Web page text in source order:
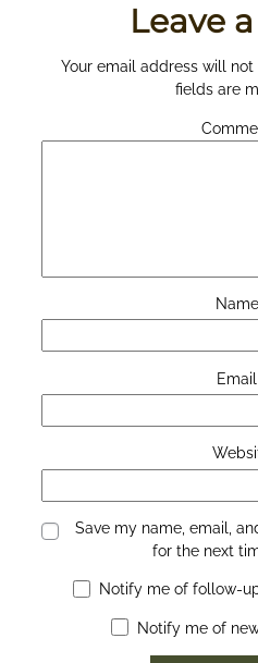
Leave
Your email address will
fields are
Name
Email
Save my name, email,
for the next
Notify me of follow-
Notify me of